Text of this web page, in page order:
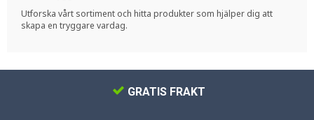
Utforska vårt sortiment och hitta produkter som hjälper dig att
skapa en tryggare vardag.
GRATIS FRAKT